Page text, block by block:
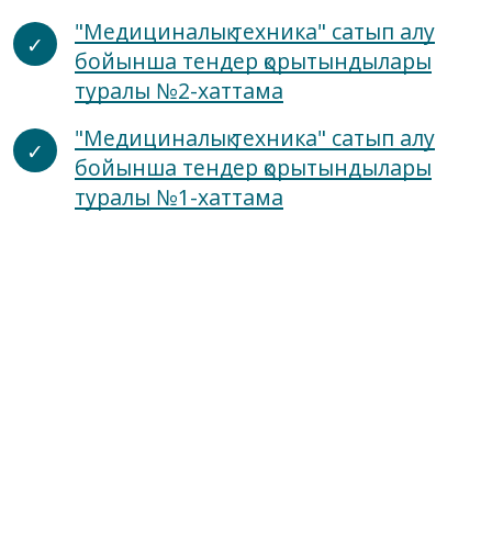
"Медициналық техника" сатып алу
бойынша тендер қорытындылары
туралы №2-хаттама
"Медициналық техника" сатып алу
бойынша тендер қорытындылары
туралы №1-хаттама